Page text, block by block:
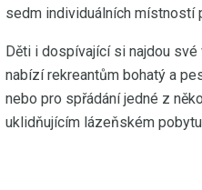
sedm individuálních místností
Děti i dospívající si najdou
nabízí rekreantům bohatý a
nebo pro spřádání jedné z
uklidňujícím lázeňském